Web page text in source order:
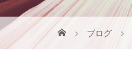
ブログ